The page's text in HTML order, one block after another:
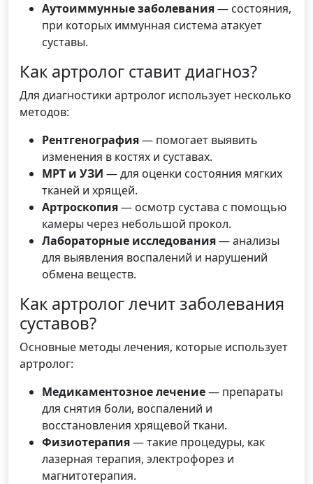
Аутоиммунные заболевания— состояния,
при которых иммунная система атакует
суставы.
Как артролог ставит диагноз?
Для диагностики артролог использует несколько
методов:
Рентгенография— помогает выявить
изменения в костях и суставах.
МРТ и УЗИ — для оценки состояния мягких
тканей и хрящей.
Артроскопия— осмотр сустава с помощью
камеры через небольшой прокол.
Лабораторные исследования— анализы
для выявления воспалений и нарушений
обмена веществ.
Как артролог лечит заболевания
суставов?
Основные методы лечения, которые использует
артролог:
Медикаментозное лечение— препараты
для снятия боли, воспалений и
восстановления хрящевой ткани.
Физиотерапия— такие процедуры, как
лазерная терапия, электрофорез и
магнитотерапия.